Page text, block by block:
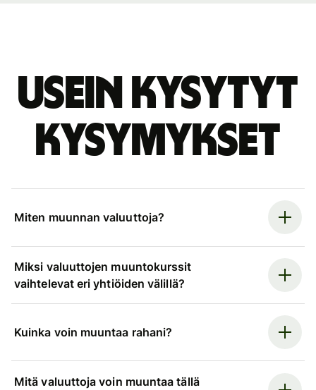
Usein kysytyt
kysymykset
Miten muunnan valuuttoja?
Miksi valuuttojen muuntokurssit
vaihtelevat eri yhtiöiden välillä?
Kuinka voin muuntaa rahani?
Mitä valuuttoja voin muuntaa tällä